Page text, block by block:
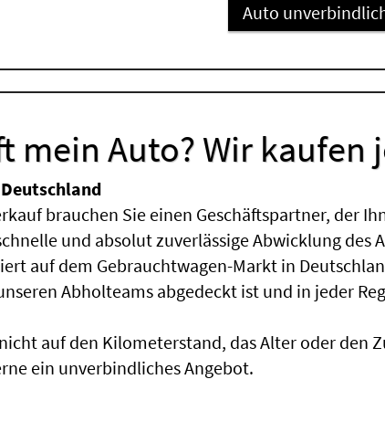
Auto
mein Auto? Wir
Deutschland
brauchen Sie einen Geschäftspartner, der
und absolut zuverlässige Abwicklung des
auf dem Gebrauchtwagen-Markt in
Abholteams abgedeckt ist und in jeder
auf den Kilometerstand, das Alter oder den
ein unverbindliches Angebot.